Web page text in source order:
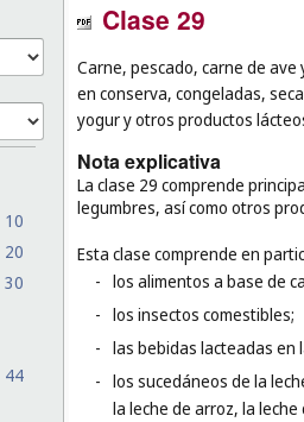
10
20
30
44
Clase 29
Carne, pescado, carne de
en conserva, congeladas,
yogur y otros productos
Nota explicativa
La clase 29 comprende
legumbres, así como otros
Esta clase comprende en
- los alimentos a base de
- los insectos comestibles;
- las bebidas lacteadas en
- los sucedáneos de la
la leche de arroz, la leche